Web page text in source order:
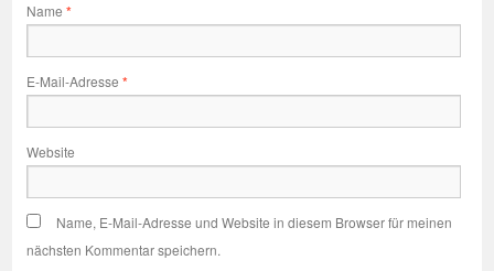
Name *
E-Mail-Adresse *
Website
Name, E-Mail-Adresse und Website in diesem Browser für meinen
nächsten Kommentar speichern.